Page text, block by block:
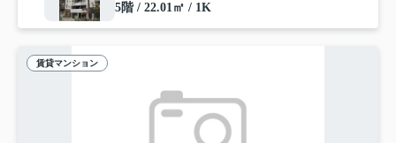
5階 / 22.01㎡ / 1K
賃貸マンション